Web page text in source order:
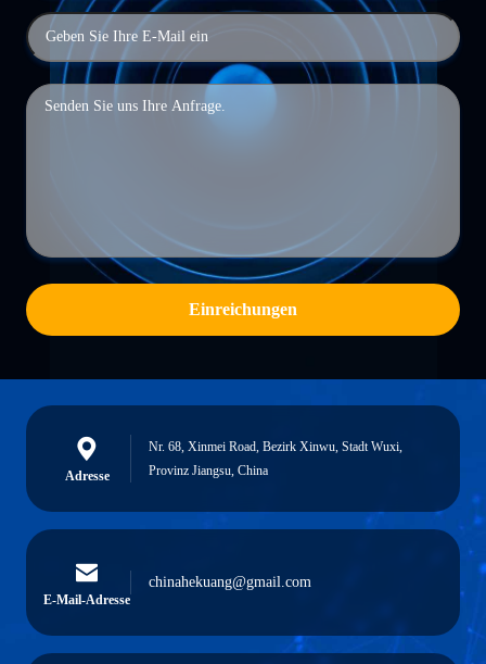
Einreichungen
Adresse
Nr. 68, Xinmei Road, Bezirk Xinwu, Stadt Wuxi,
Provinz Jiangsu, China
E-Mail-Adresse
chinahekuang@gmail.com